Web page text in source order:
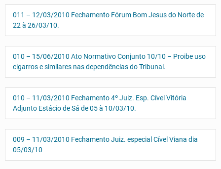
011 – 12/03/2010 Fechamento Fórum Bom Jesus do Norte de
22 à 26/03/10.
010 – 15/06/2010 Ato Normativo Conjunto 10/10 – Proibe uso
cigarros e similares nas dependências do Tribunal.
010 – 11/03/2010 Fechamento 4º Juiz. Esp. Cível Vitória
Adjunto Estácio de Sá de 05 à 10/03/10.
009 – 11/03/2010 Fechamento Juiz. especial Cível Viana dia
05/03/10